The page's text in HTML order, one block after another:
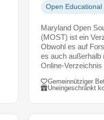
Open Educational
Maryland Open
(MOST) ist ein
Obwohl es auf
es auch außerhalb
Online-
Gemeinnütziger
Uneingeschränkt